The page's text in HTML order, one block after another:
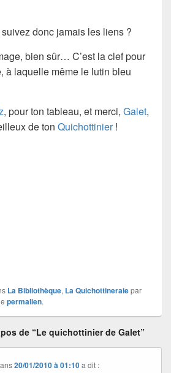
suivez donc jamais les liens ?
bien sûr… C’est la clef pour
à laquelle même le lutin bleu
, pour ton tableau, et merci, Galet,
de ton Quichottinier!
La Bibliothèque, La Quichottineraiepar
permalien.
de “Le quichottinier de Galet”
20/01/2010 à 01:10 a dit :